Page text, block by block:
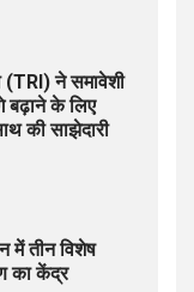
(TRI) ने समावेशी
बढ़ाने के लिए
की साझेदारी
में तीन विशेष
का केंद्र